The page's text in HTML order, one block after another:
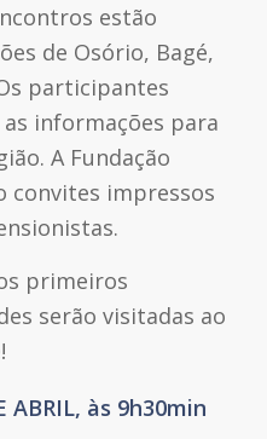
estão
de Osório, Bagé,
participantes
informações para
A Fundação
convites impressos
primeiros
serão visitadas ao
ABRIL, às 9h30min